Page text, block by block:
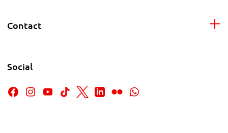
Contact
Social